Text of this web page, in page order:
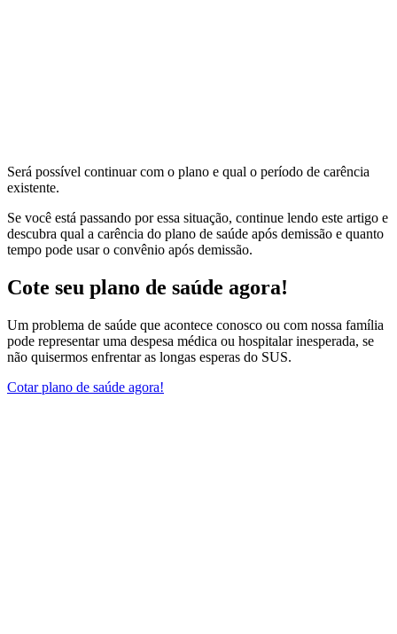
Será possível continuar com o plano e qual o período de carência
existente.
Se você está passando por essa situação, continue lendo este artigo e
descubra qual a carência do plano de saúde após demissão e quanto
tempo pode usar o convênio após demissão.
Cote seu plano de saúde agora!
Um problema de saúde que acontece conosco ou com nossa família
pode representar uma despesa médica ou hospitalar inesperada, se
não quisermos enfrentar as longas esperas do SUS.
Cotar plano de saúde agora!